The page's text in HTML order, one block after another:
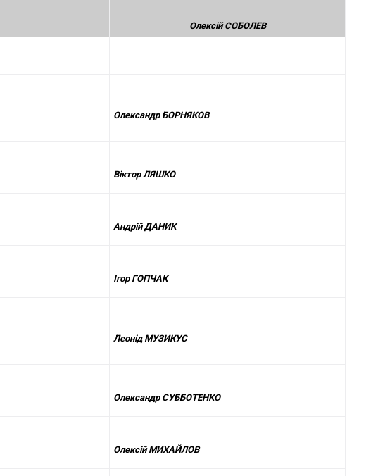
Олексій СОБОЛЕВ
Олександр БОРНЯКОВ
Віктор ЛЯШКО
Андрій ДАНИК
Ігор ГОПЧАК
Леонід МУЗИКУС
Олександр СУББОТЕНКО
Олексій МИХАЙЛОВ